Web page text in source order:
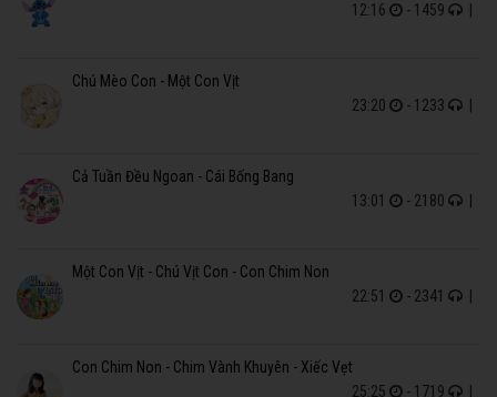
12:16
- 1459 |
Chú Mèo Con - Một Con Vịt
23:20
- 1233 |
Cả Tuần Đều Ngoan - Cái Bống Bang
13:01
- 2180 |
Một Con Vịt - Chú Vịt Con - Con Chim Non
22:51
- 2341 |
Con Chim Non - Chim Vành Khuyên - Xiếc Vẹt
25:25
- 1719 |